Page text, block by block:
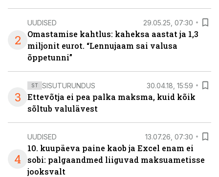
2
UUDISED 29.05.25, 07:30
Omastamise kahtlus: kaheksa aastat ja 1,3
miljonit eurot. “Lennujaam sai valusa
õppetunni”
3
ST SISUTURUNDUS 30.04.18, 15:59
Ettevõtja ei pea palka maksma, kuid kõik
sõltub valulävest
4
UUDISED 13.07.26, 07:30
10. kuupäeva paine kaob ja Excel enam ei
sobi: palgaandmed liiguvad maksuametisse
jooksvalt